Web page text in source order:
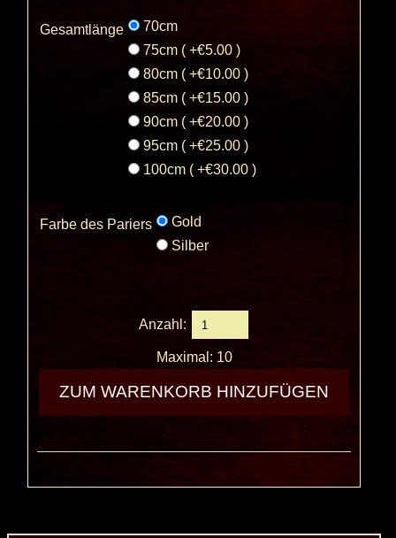
Gesamtlänge
70cm
75cm ( +€5.00 )
80cm ( +€10.00 )
85cm ( +€15.00 )
90cm ( +€20.00 )
95cm ( +€25.00 )
100cm ( +€30.00 )
Farbe des Pariers
Gold
Silber
Anzahl:
Maximal: 10